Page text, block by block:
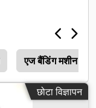
एज बैंडिंग मशीन
छोटा विज्ञापन